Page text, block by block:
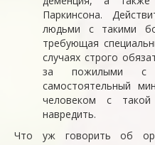
Паркинсона.
людьми с такими
требующая
случаях строго
за пожилыми с
самостоятельный
человеком с
навредить.
Что уж говорить об